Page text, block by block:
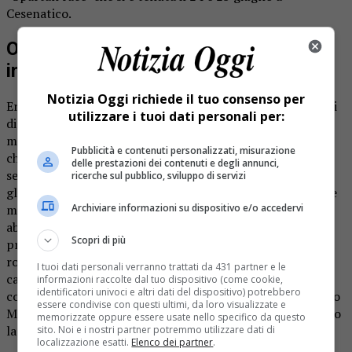
Cesenatico.
Otto “eroi” di Gattinara alle sfide
impossibili della Spartan Race
Era una delle prove di una specialità che comprende tratti
di corsa intervallati da 20 o 25 ostacoli, da superare nel
minor tempo possibile, sulla distanza di cinque o 10
chilometri. Non si tratta però di affrontare transenne o
semplici siepi come nella tradizionale corsa a ostacoli: qui
gli impedimenti variano dal trasporto di massi, o di catene
molto grosse oppure di secchi pieni di sabbia, a prove di
abilità come il superamento di muri alti 2,5 metri, oltre a
prove di forza fisica e agilità. Nella celebre località marina
romagnola, si è dunque messa alla prova anche la squadra
capitanata da Gianluca Devillani e Cristiana Radaelli che,
con Alberto Agosti, Sara Bergando, Walter Devillani, Mario
Marcon, Alessio Marcon e Giuseppe Zuppardi, affrontando
la gara di 10 chilometri del sabato.
Notizia Oggi richiede il tuo consenso per
utilizzare i tuoi dati personali per:
Pubblicità e contenuti personalizzati, misurazione
delle prestazioni dei contenuti e degli annunci,
ricerche sul pubblico, sviluppo di servizi
Archiviare informazioni su dispositivo e/o accedervi
Scopri di più
I tuoi dati personali verranno trattati da 431 partner e le
informazioni raccolte dal tuo dispositivo (come cookie,
identificatori univoci e altri dati del dispositivo) potrebbero
essere condivise con questi ultimi, da loro visualizzate e
memorizzate oppure essere usate nello specifico da questo
sito. Noi e i nostri partner potremmo utilizzare dati di
localizzazione esatti. Elenco dei partner.